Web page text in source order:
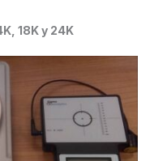
18K y 24K